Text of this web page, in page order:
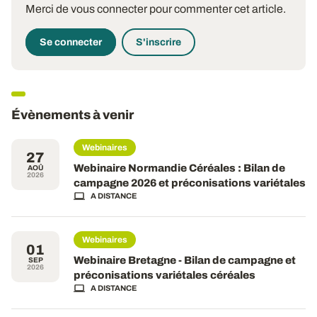
Merci de vous connecter pour commenter cet article.
Se connecter S'inscrire
Évènements à venir
27
AOÛ
2026
Webinaires
Webinaire Normandie Céréales : Bilan de
campagne 2026 et préconisations variétales
A DISTANCE
01
SEP
2026
Webinaires
Webinaire Bretagne - Bilan de campagne et
préconisations variétales céréales
A DISTANCE